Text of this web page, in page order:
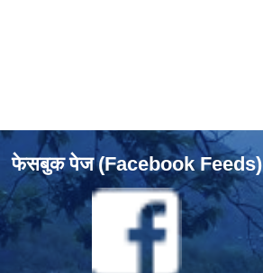
फेसबुक पेज (Facebook Feeds)